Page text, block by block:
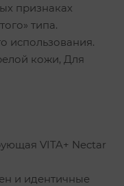
признаках
типа.
использования.
кожи, Для
VITA+ Nectar
и идентичные